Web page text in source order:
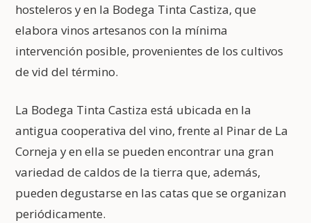
hosteleros y en la Bodega Tinta Castiza, que
elabora vinos artesanos con la mínima
intervención posible, provenientes de los cultivos
de vid del término.
La Bodega Tinta Castiza está ubicada en la
antigua cooperativa del vino, frente al Pinar de La
Corneja y en ella se pueden encontrar una gran
variedad de caldos de la tierra que, además,
pueden degustarse en las catas que se organizan
periódicamente.